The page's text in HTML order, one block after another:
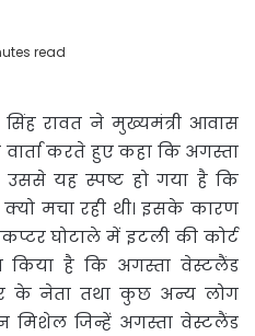
read
सिंह रावत ने मुख्यमंत्री आवास
करते हुए कहा कि अगस्ता
यह स्पष्ट हो गया है कि
मचा रही थी। इसके कारण
घोटाले में इटली की कोर्ट
है कि अगस्ता वेस्टलैंड
के नेता तथा कुछ अन्य लोग
मिशेल जिन्हें अगस्ता वेस्टलैंड